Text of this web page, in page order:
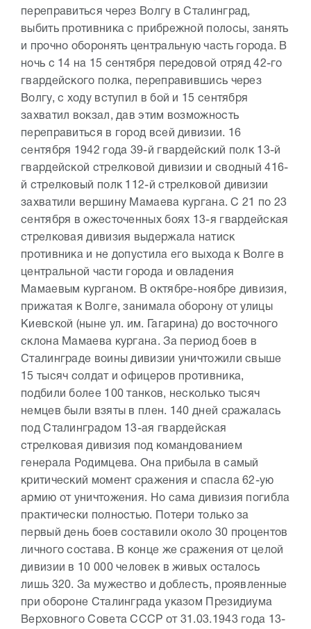
переправиться через Волгу в Сталинград,
выбить противника с прибрежной полосы, занять
и прочно оборонять центральную часть города. В
ночь с 14 на 15 сентября передовой отряд 42-го
гвардейского полка, переправившись через
Волгу, с ходу вступил в бой и 15 сентября
захватил вокзал, дав этим возможность
переправиться в город всей дивизии. 16
сентября 1942 года 39-й гвардейский полк 13-й
гвардейской стрелковой дивизии и сводный 416-
й стрелковый полк 112-й стрелковой дивизии
захватили вершину Мамаева кургана. С 21 по 23
сентября в ожесточенных боях 13-я гвардейская
стрелковая дивизия выдержала натиск
противника и не допустила его выхода к Волге в
центральной части города и овладения
Мамаевым курганом. В октябре-ноябре дивизия,
прижатая к Волге, занимала оборону от улицы
Киевской (ныне ул. им. Гагарина) до восточного
склона Мамаева кургана. За период боев в
Сталинграде воины дивизии уничтожили свыше
15 тысяч солдат и офицеров противника,
подбили более 100 танков, несколько тысяч
немцев были взяты в плен. 140 дней сражалась
под Сталинградом 13-ая гвардейская
стрелковая дивизия под командованием
генерала Родимцева. Она прибыла в самый
критический момент сражения и спасла 62-ую
армию от уничтожения. Но сама дивизия погибла
практически полностью. Потери только за
первый день боев составили около 30 процентов
личного состава. В конце же сражения от целой
дивизии в 10 000 человек в живых осталось
лишь 320. За мужество и доблесть, проявленные
при обороне Сталинграда указом Президиума
Верховного Совета СССР от 31.03.1943 года 13-